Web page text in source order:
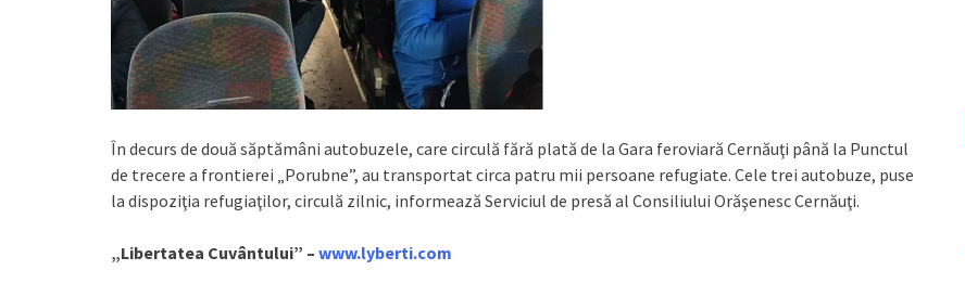
În decurs de două săptămâni autobuzele, care circulă fără plată de la Gara feroviară Cernăuţi până la Punctul
de trecere a frontierei „Porubne”, au transportat circa patru mii persoane refugiate. Cele trei autobuze, puse
la dispoziţia refugiaţilor, circulă zilnic, informează Serviciul de presă al Consiliului Orăşenesc Cernăuţi.
„Libertatea Cuvântului” – www.lyberti.com